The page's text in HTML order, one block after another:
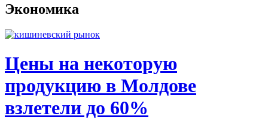
Экономика
Цены на некоторую
продукцию в Молдове
взлетели до 60%